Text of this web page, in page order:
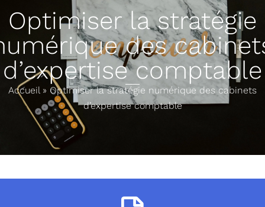
Optimiser la stratégie
des
d’expertise comptable
Accueil» Optimiser la stratégie numérique des cabinets
d’expertise comptable